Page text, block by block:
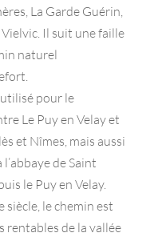
La Garde Guérin,
Il suit une faille
naturel
pour le
Le Puy en Velay et
et Nîmes, mais aussi
de Saint
le Puy en Velay.
siècle, le chemin est
rentables de la vallée